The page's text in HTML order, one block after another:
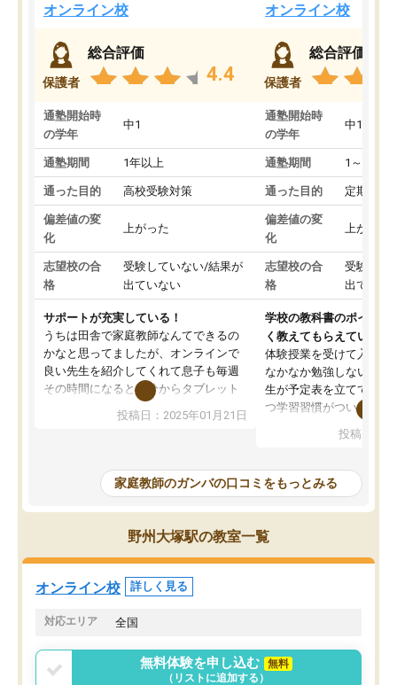
オンライン校
保護者
総合評価
4.4
通塾開始時
の学年
中1
通塾期間 1年以上
通った目的 高校受験対策
偏差値の変
化
上がった
志望校の合
格
受験していない/結果が
出ていない
サポートが充実している！
うちは田舎で家庭教師なんてできるの
かなと思ってましたが、オンラインで
良い先生を紹介してくれて息子も毎週
その時間になると自分からタブレット
を開いてzoomを繋げるようになりまし
た！5科目なんでもOKなのもとても気
めて1年ほどだった今では平均点以上の
科目が増えてきました！あと1年受験ま
であるので無料の週末教室を使用しな
がら頑張って欲しいと思います！
投稿日：2025年01月21日
オンライン校
保護者
総合評価
通塾開始時
の学年
中1
通塾期間 1～3ヵ月
通った目的 定期テス
偏差値の変
化
上がった
志望校の合
格
受験して
出ていな
学校の教科書のポイント
く教えてもらえている
体験授業を受けて入塾し
なかなか勉強しない息子
生が予定表を立ててくれ
つ学習習慣がついてきま
指導が無い日も予定表
問できるのでとても助か
投稿日：
家庭教師のガンバの口コミをもっとみる
野州大塚駅の教室一覧
オンライン校 詳しく見る
対応エリア 全国
無料体験を申し込む
無料
（リストに追加する）